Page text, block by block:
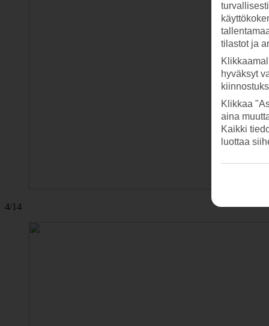
4/14
tilastot ja
hyväksyt
Klikkaa
aina
Kaikki
luottaa